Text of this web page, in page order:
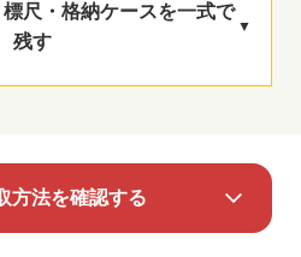
尺・格納ケースを一式で
残す
方法を確認する